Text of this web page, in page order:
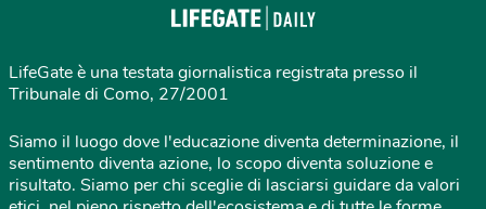
LifeGate è una testata giornalistica registrata presso il
Tribunale di Como, 27/2001
Siamo il luogo dove l'educazione diventa determinazione, il
sentimento diventa azione, lo scopo diventa soluzione e
risultato. Siamo per chi sceglie di lasciarsi guidare da valori